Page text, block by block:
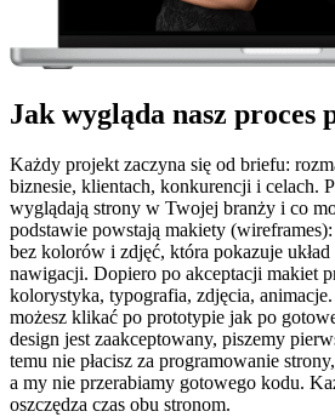
Jak wygląda nasz proces
Każdy projekt zaczyna się od briefu:
biznesie, klientach, konkurencji i celach.
wyglądają strony w Twojej branży i co
podstawie powstają makiety
bez kolorów i zdjęć, która pokazuje
nawigacji. Dopiero po akceptacji makiet
kolorystyka, typografia, zdjęcia,
możesz klikać po prototypie jak po
design jest zaakceptowany, piszemy
temu nie płacisz za programowanie
a my nie przerabiamy gotowego kodu.
oszczędza czas obu stronom.